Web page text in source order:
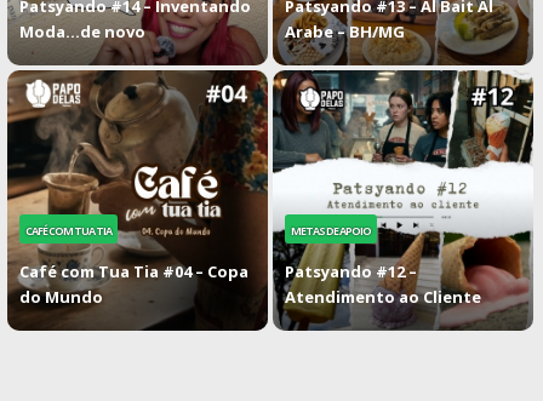
Patsyando #14 – Inventando
Moda…de novo
Patsyando #13 – Al Bait Al
Arabe – BH/MG
CAFÉ COM TUA TIA
Café com Tua Tia #04 – Copa
do Mundo
METAS DE APOIO
Patsyando #12 –
Atendimento ao Cliente